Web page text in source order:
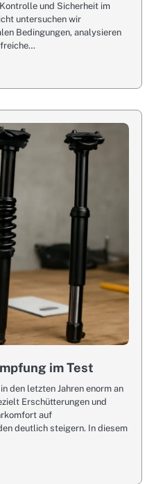
und Sicherheit im
untersuchen wir
Bedingungen, analysieren
im Test
den letzten Jahren enorm an
Erschütterungen und
auf
deutlich steigern. In diesem